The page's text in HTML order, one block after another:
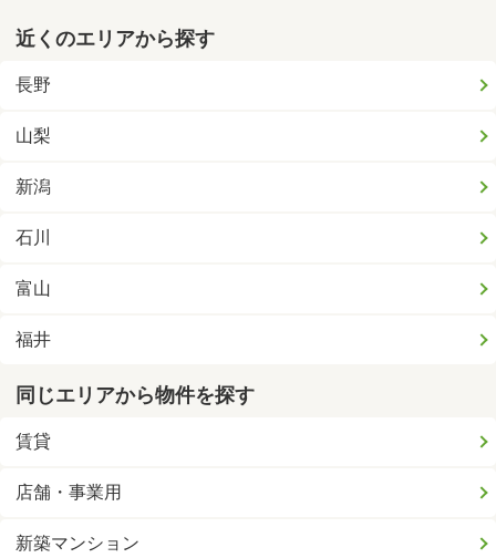
近くのエリアから探す
長野
山梨
新潟
石川
富山
福井
同じエリアから物件を探す
賃貸
店舗・事業用
新築マンション